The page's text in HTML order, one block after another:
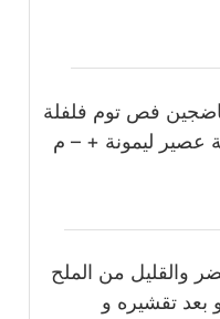
فص توم فلفلة
عصير ليمونة + – م
والقليل من الملح
بعد تقشيره و